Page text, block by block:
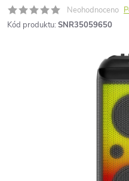
Neohodnoceno
Kód produktu: SNR35059650